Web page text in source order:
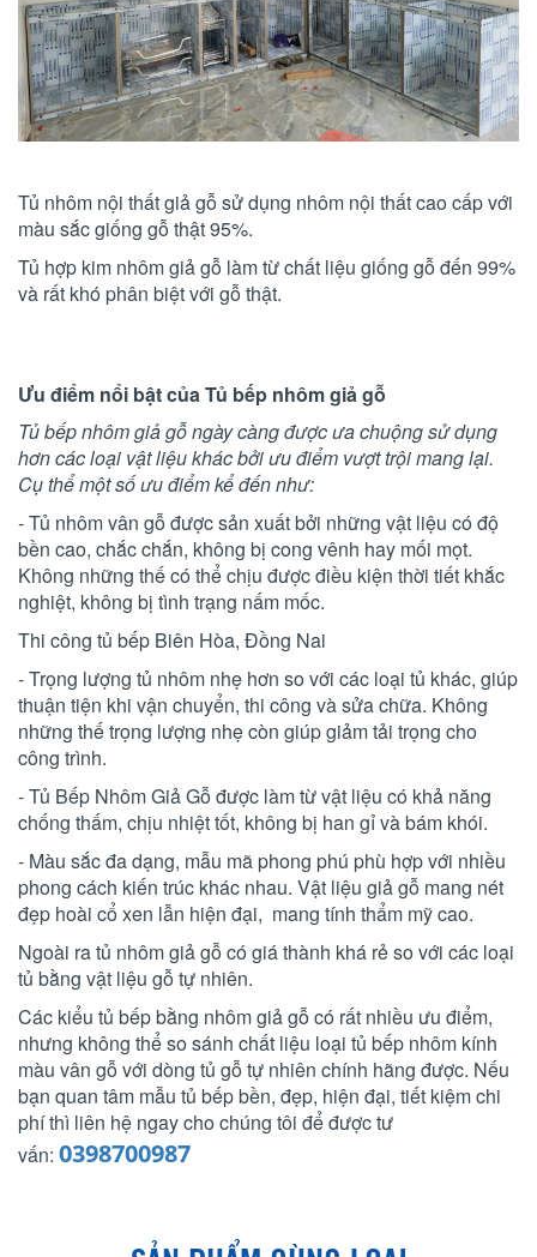
Tủ nhôm nội thất giả gỗ sử dụng nhôm nội thất cao cấp với
màu sắc giống gỗ thật 95%.
Tủ hợp kim nhôm giả gỗ làm từ chất liệu giống gỗ đến 99%
và rất khó phân biệt với gỗ thật.
Ưu điểm nổi bật của Tủ bếp nhôm giả gỗ
Tủ bếp nhôm giả gỗ ngày càng được ưa chuộng sử dụng
hơn các loại vật liệu khác bởi ưu điểm vượt trội mang lại.
Cụ thể một số ưu điểm kể đến như:
- Tủ nhôm vân gỗ được sản xuất bởi những vật liệu có độ
bền cao, chắc chắn, không bị cong vênh hay mối mọt.
Không những thế có thể chịu được điều kiện thời tiết khắc
nghiệt, không bị tình trạng nấm mốc.
Thi công tủ bếp Biên Hòa, Đồng Nai
- Trọng lượng tủ nhôm nhẹ hơn so với các loại tủ khác, giúp
thuận tiện khi vận chuyển, thi công và sửa chữa. Không
những thế trọng lượng nhẹ còn giúp giảm tải trọng cho
công trình.
- Tủ Bếp Nhôm Giả Gỗ được làm từ vật liệu có khả năng
chống thấm, chịu nhiệt tốt, không bị han gỉ và bám khói.
- Màu sắc đa dạng, mẫu mã phong phú phù hợp với nhiều
phong cách kiến trúc khác nhau. Vật liệu giả gỗ mang nét
đẹp hoài cổ xen lẫn hiện đại, mang tính thẩm mỹ cao.
Ngoài ra tủ nhôm giả gỗ có giá thành khá rẻ so với các loại
tủ bằng vật liệu gỗ tự nhiên.
Các kiểu tủ bếp bằng nhôm giả gỗ có rất nhiều ưu điểm,
nhưng không thể so sánh chất liệu loại tủ bếp nhôm kính
màu vân gỗ với dòng tủ gỗ tự nhiên chính hãng được. Nếu
bạn quan tâm mẫu tủ bếp bền, đẹp, hiện đại, tiết kiệm chi
phí thì liên hệ ngay cho chúng tôi để được tư
vấn: 0398700987